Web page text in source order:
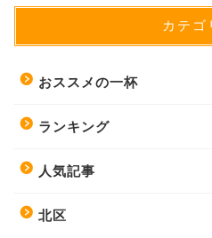
カテゴ
おススメの一杯
ランキング
人気記事
北区